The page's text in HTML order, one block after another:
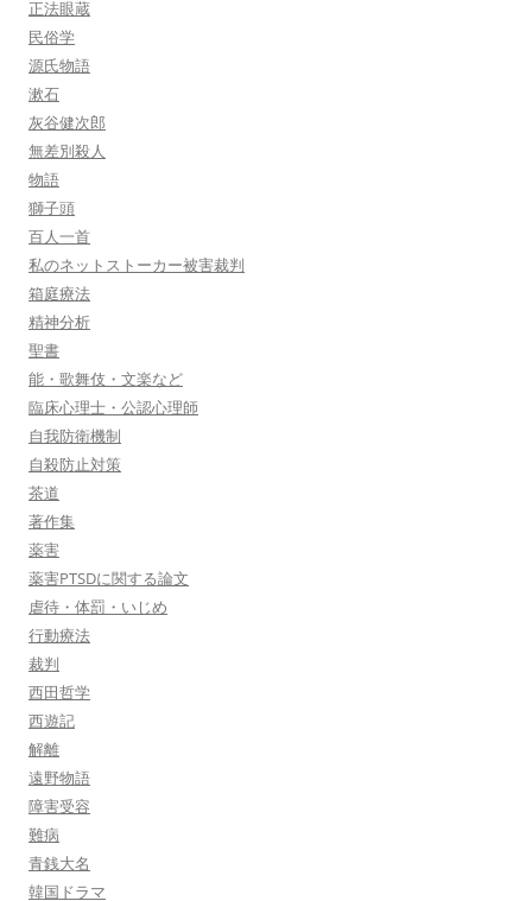
正法眼蔵
民俗学
源氏物語
漱石
灰谷健次郎
無差別殺人
物語
獅子頭
百人一首
私のネットストーカー被害裁判
箱庭療法
精神分析
聖書
能・歌舞伎・文楽など
臨床心理士・公認心理師
自我防衛機制
自殺防止対策
茶道
著作集
薬害
薬害PTSDに関する論文
虐待・体罰・いじめ
行動療法
裁判
西田哲学
西遊記
解離
遠野物語
障害受容
難病
青銭大名
韓国ドラマ